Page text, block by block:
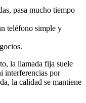
pasa mucho tiempo
teléfono simple y
la llamada fija suele
interferencias por
la calidad se mantiene